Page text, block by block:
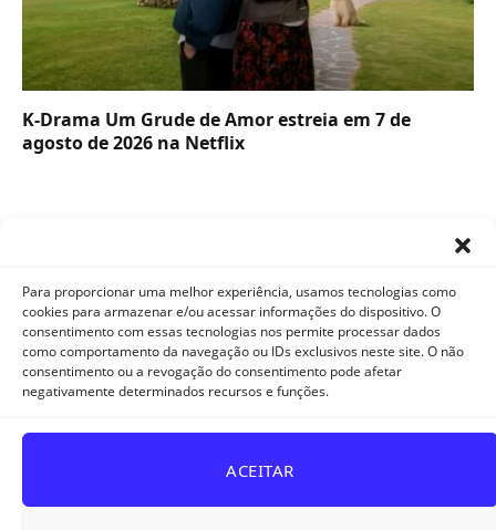
Para proporcionar uma melhor experiência, usamos tecnologias como
cookies para armazenar e/ou acessar informações do dispositivo. O
consentimento com essas tecnologias nos permite processar dados
como comportamento da navegação ou IDs exclusivos neste site. O não
consentimento ou a revogação do consentimento pode afetar
negativamente determinados recursos e funções.
ACEITAR
K-Drama Um Grude de Amor estreia em 7 de
agosto de 2026 na Netflix
FacebookX
(Twitter)
InstagramPinterestYouTubeTumblr WhatsApp
POLÍTICA DE PRIVACIDADE E COOKIES
TERMOS DE USO
QUEM SOMOS CONTATO